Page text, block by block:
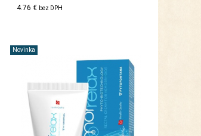
4.76 € bez DPH
Novinka